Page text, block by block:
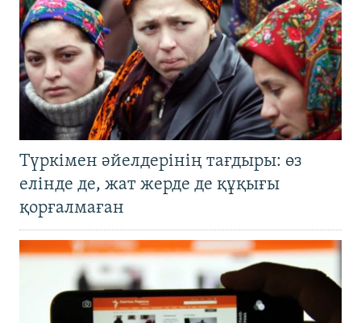
Түркімен әйелдерінің тағдыры: өз
елінде де, жат жерде де құқығы
қорғалмаған